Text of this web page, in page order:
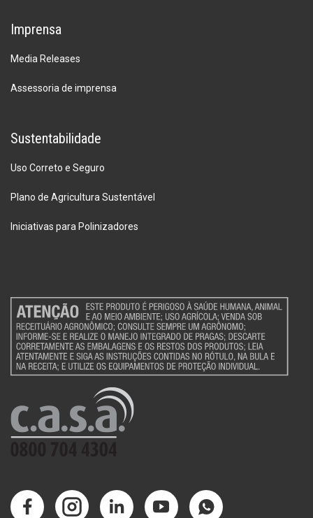
Imprensa
Media Releases
Assessoria de imprensa
Sustentabilidade
Uso Correto e Seguro
Plano de Agricultura Sustentável
Iniciativas para Polinizadores